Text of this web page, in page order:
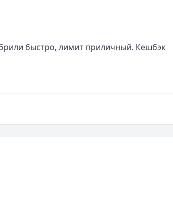
быстро, лимит приличный. Кешбэк